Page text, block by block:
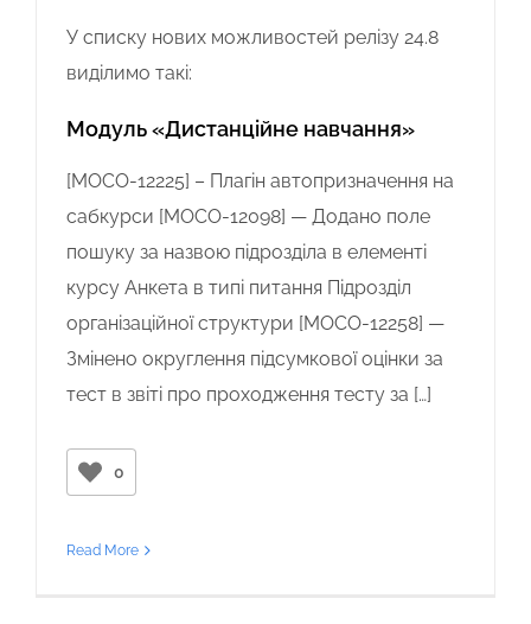
У списку нових можливостей релізу 24.8
виділимо такі:
Модуль «Дистанційне навчання»
[MOCO-12225] – Плагін автопризначення на
сабкурси [MOCO-12098] — Додано поле
пошуку за назвою підрозділа в елементі
курсу Анкета в типі питання Підрозділ
організаційної структури [MOCO-12258] —
Змінено округлення підсумкової оцінки за
тест в звіті про проходження тесту за […]
0
Read More